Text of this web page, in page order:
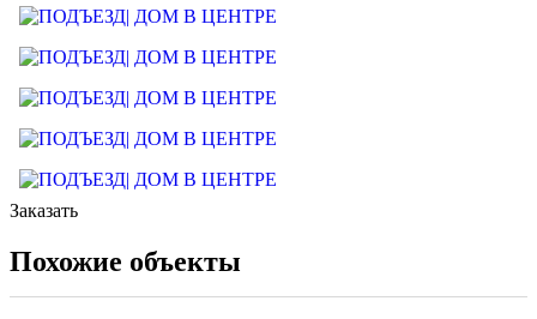
Заказать
Похожие объекты